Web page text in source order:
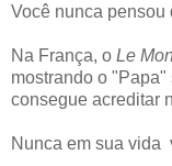
Você nunca pensou
Na França, o Le
mostrando o
consegue acreditar
Nunca em sua vida